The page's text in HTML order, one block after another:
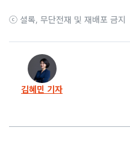
55화 “사채왕이 남긴 건
54화 내란사태에 말 못한
53화 “굿바이 윤석열”
ⓒ 셜록, 무단전재 및 재배포 금지
김혜민 기자